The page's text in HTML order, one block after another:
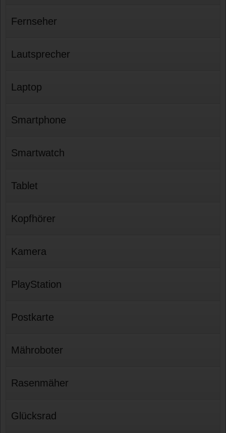
Fernseher
Lautsprecher
Laptop
Smartphone
Smartwatch
Tablet
Kopfhörer
Kamera
PlayStation
Postkarte
Mähroboter
Rasenmäher
Glücksrad